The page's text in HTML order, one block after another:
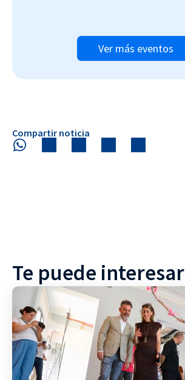
Ver más eventos
Compartir noticia
Te puede interesar